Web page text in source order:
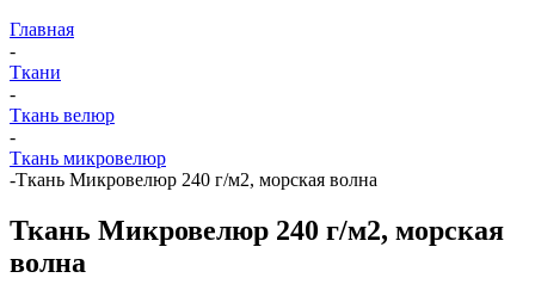
Главная
-
Ткани
-
Ткань велюр
-
Ткань микровелюр
-Ткань Микровелюр 240 г/м2, морская волна
Ткань Микровелюр 240 г/м2, морская
волна